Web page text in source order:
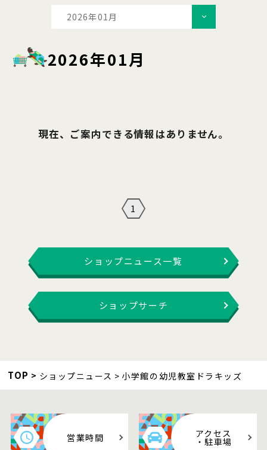
2026年01月
2026年01月
現在、ご案内できる情報はありません。
1
ショップニュース一覧
ショップサーチ
TOP ショップニュース 小学館の幼児教室ドラキッズ
営業時間 アクセス
・駐車場